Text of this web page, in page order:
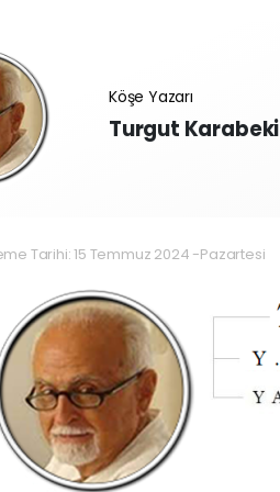
Köşe Yazarı
Turgut
Tarihi: 15 Temmuz 2024 -Pazartesi